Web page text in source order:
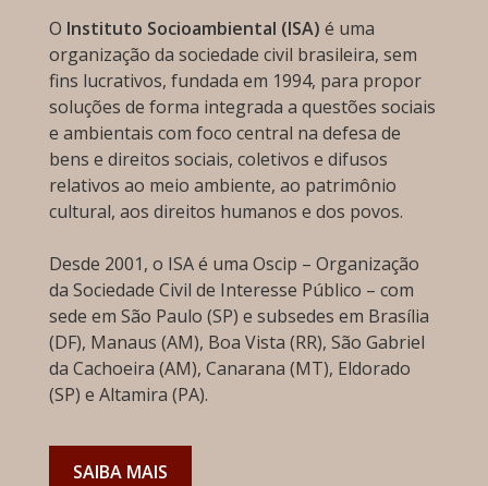
O Instituto Socioambiental (ISA) é uma
organização da sociedade civil brasileira, sem
fins lucrativos, fundada em 1994, para propor
soluções de forma integrada a questões sociais
e ambientais com foco central na defesa de
bens e direitos sociais, coletivos e difusos
relativos ao meio ambiente, ao patrimônio
cultural, aos direitos humanos e dos povos.
Desde 2001, o ISA é uma Oscip – Organização
da Sociedade Civil de Interesse Público – com
sede em São Paulo (SP) e subsedes em Brasília
(DF), Manaus (AM), Boa Vista (RR), São Gabriel
da Cachoeira (AM), Canarana (MT), Eldorado
(SP) e Altamira (PA).
SAIBA MAIS